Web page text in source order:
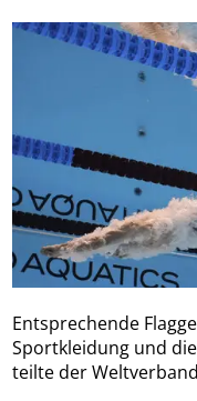
Entsprechende
Sportkleidung und
teilte der